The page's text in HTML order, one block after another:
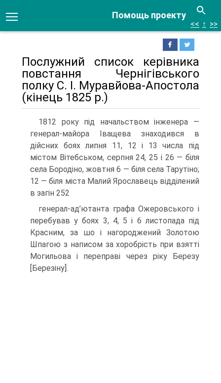
Помощь проекту
<< ↑ >>
Послужний список керівника
повстання Чернігівського
полку С. І. Муравйова-Апостола
(кінець 1825 р.)
1812 року під начальством інженера —
генерал-майора Іващева знаходився в
дійсних боях липня 11, 12 і 13 числа під
містом Вітебськом, серпня 24, 25 і 26 — біля
села Бородіно, жовтня 6 — біля села Тарутіно;
12 — біля міста Малий Ярославець відділений
в загін 252
генерал-ад’ютанта графа Ожеровського і
перебував у боях 3, 4, 5 і 6 листопада під
Красним, за шо і нагороджений Золотою
Шпагою з написом за хоробрість при взятті
Могильова і переправі через ріку Березу
[Березіну].